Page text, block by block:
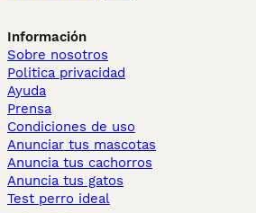
Información
Sobre nosotros
Politica privacidad
Ayuda
Prensa
Condiciones de uso
Anunciar tus mascotas
Anuncia tus cachorros
Anuncia tus gatos
Test perro ideal